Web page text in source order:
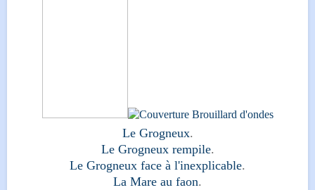
Le Grogneux.
Le Grogneux rempile.
Le Grogneux face à l'inexplicable.
La Mare au faon.